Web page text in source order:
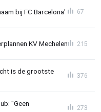
bij FC Barcelona' 67
KV Mechelen 215
is de grootste
376
"Geen
273